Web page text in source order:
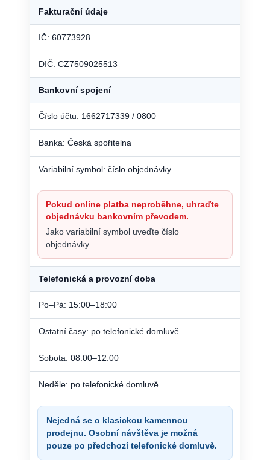
Fakturační údaje
IČ: 60773928
DIČ: CZ7509025513
Bankovní spojení
Číslo účtu: 1662717339 / 0800
Banka: Česká spořitelna
Variabilní symbol: číslo objednávky
Pokud online platba neproběhne, uhraďte
objednávku bankovním převodem.
Jako variabilní symbol uveďte číslo
objednávky.
Telefonická a provozní doba
Po–Pá: 15:00–18:00
Ostatní časy: po telefonické domluvě
Sobota: 08:00–12:00
Neděle: po telefonické domluvě
Nejedná se o klasickou kamennou
prodejnu. Osobní návštěva je možná
pouze po předchozí telefonické domluvě.